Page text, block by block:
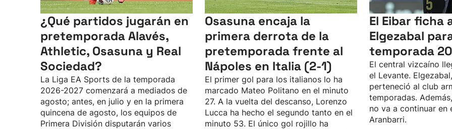
¿Qué partidos jugarán en
pretemporada Alavés,
Athletic, Osasuna y Real
Sociedad?
La Liga EA Sports de la temporada
2026-2027 comenzará a mediados de
agosto; antes, en julio y en la primera
quincena de agosto, los equipos de
Primera División disputarán varios
Osasuna encaja la
primera derrota de la
pretemporada frente al
Nápoles en Italia (2-1)
El primer gol para los italianos lo ha
marcado Mateo Politano en el minuto
27. A la vuelta del descanso, Lorenzo
Lucca ha hecho el segundo tanto en el
minuto 53. El único gol rojillo ha
El Eibar ficha
Elgezabal
temporada
El central vizcaíno
el Levante.
perteneció al club
temporadas.
no va a continuar en
Aranbarri.